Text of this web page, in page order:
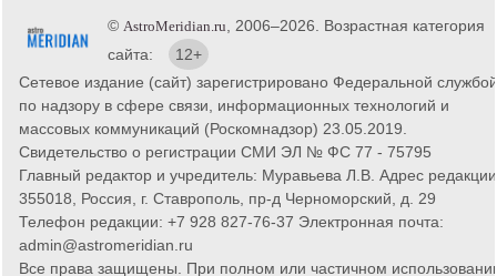
© AstroMeridian.ru , 2006–2026. Возрастная категория
сайта:
12+
Сетевое издание (сайт) зарегистрировано Федеральной службой
по надзору в сфере связи, информационных технологий и
массовых коммуникаций (Роскомнадзор) 23.05.2019.
Свидетельство о регистрации СМИ ЭЛ № ФС 77 - 75795
Главный редактор и учредитель: Муравьева Л.В. Адрес
355018, Россия, г. Ставрополь, пр-д Черноморский, д. 29
Телефон редакции: +7 928 827-76-37 Электронная почта:
admin@astromeridian.ru
Все права защищены. При полном или частичном